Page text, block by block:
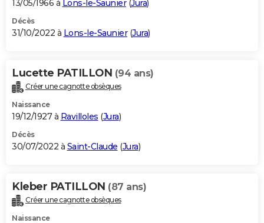
13/05/1966 à Lons-le-Saunier(Jura)
Décès
31/10/2022 à Lons-le-Saunier(Jura)
Lucette PATILLON (94 ans)
Créer une cagnotte obsèques
Naissance
19/12/1927 à Ravilloles (Jura)
Décès
30/07/2022 à Saint-Claude (Jura)
Kleber PATILLON (87 ans)
Créer une cagnotte obsèques
Naissance